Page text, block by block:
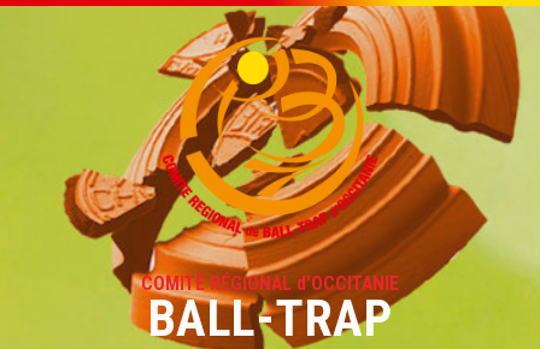
COMITÉ RÉGIONAL d'OCCITANIE
BALL-TRAP